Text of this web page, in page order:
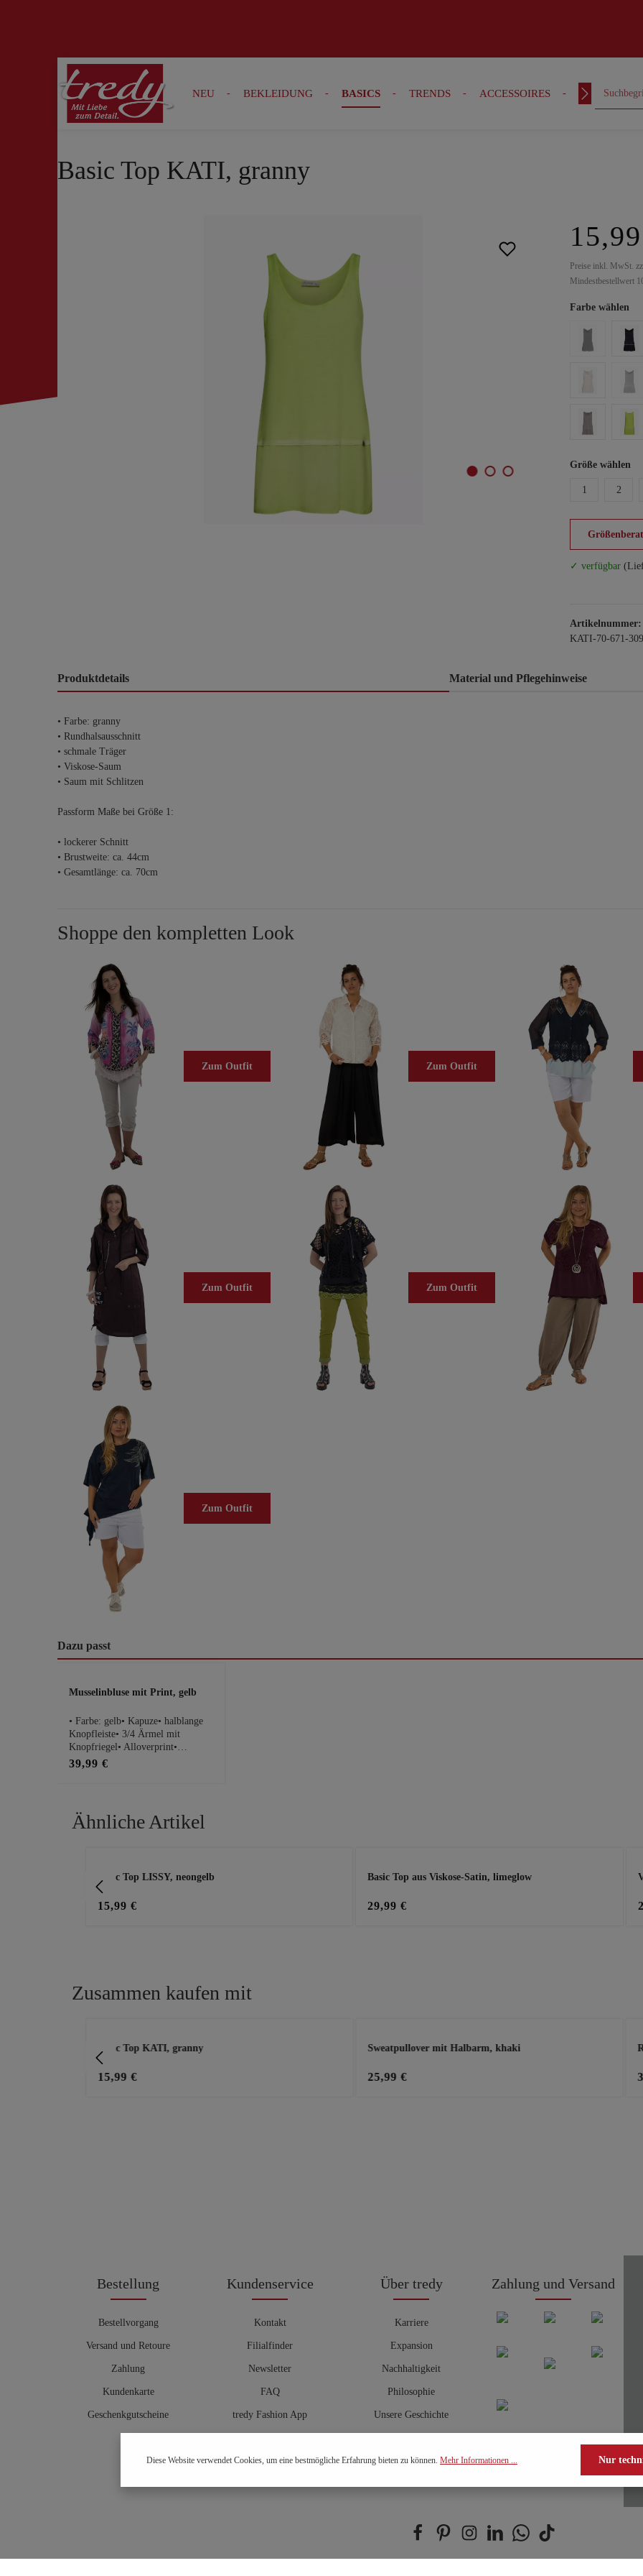
Zur Suche springen Zur Hauptnavigation springen
NEU BEKLEIDUNG BASICS TRENDS ACCESSOIRES OUTFITS
Basic Top KATI, granny
Preise inkl. MwSt.
Mindestbestellwert
Farbe wählen
Größe wählen
1 2
✓ verfügbar
Artikelnummer:
KATI-70-671-309
Produktdetails Material und Pflegehinweise
• Farbe: granny
• Rundhalsausschnitt
• schmale Träger
• Viskose-Saum
• Saum mit Schlitzen
Passform Maße bei Größe 1:
• lockerer Schnitt
• Brustweite: ca. 44cm
• Gesamtlänge: ca. 70cm
Shoppe den kompletten Look
Zum Outfit Zum Outfit
Zum Outfit Zum Outfit
Zum Outfit
Dazu passt
Musselinbluse mit Print, gelb
• Farbe: gelb• Kapuze• halblange
Knopfleiste• 3/4 Ärmel mit
Knopfriegel• Alloverprint•
Rückseite ca. 14cm länger• 100%
BaumwollePassform Maße bei
69cmHinweis: Es handelt sich
hierbei um einen Nicht-tredy-
39,99 €
Ähnliche Artikel
Basic Top LISSY, neongelb
15,99 €
Basic Top aus Viskose-Satin, limeglow
29,99 €
Zusammen kaufen mit
Basic Top KATI, granny
15,99 €
Sweatpullover mit Halbarm, khaki
25,99 €
Bestellung
Bestellvorgang
Versand und Retoure
Zahlung
Kundenkarte
Geschenkgutscheine
Kundenservice
Kontakt
Filialfinder
Newsletter
FAQ
tredy Fashion App
Hosenberater
Über tredy
Karriere
Expansion
Nachhaltigkeit
Philosophie
Unsere Geschichte
Zahlung und Versand
Diese Website verwendet Cookies, um eine bestmögliche Erfahrung bieten zu können. Mehr Informationen ... Nur